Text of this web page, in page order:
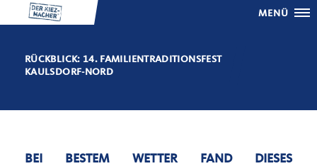
MENÜ
RÜCKBLICK: 14. FAMILIENTRADITIONSFEST
KAULSDORF-NORD
BEI BESTEM WETTER FAND DIESES